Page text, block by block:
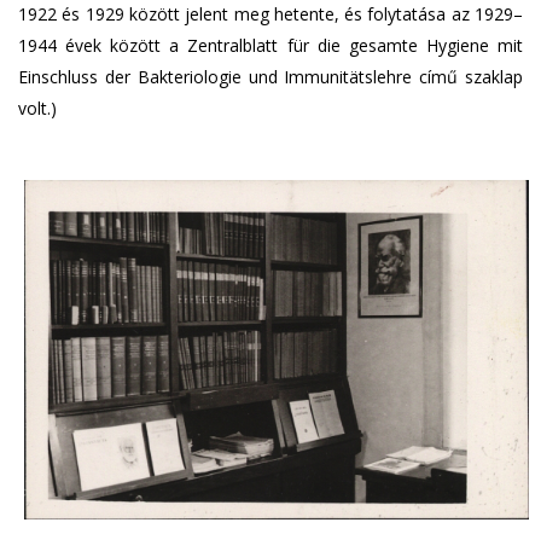
1922 és 1929 között jelent meg hetente, és folytatása az 1929–
1944 évek között a Zentralblatt für die gesamte Hygiene mit
Einschluss der Bakteriologie und Immunitätslehre című szaklap
volt.)